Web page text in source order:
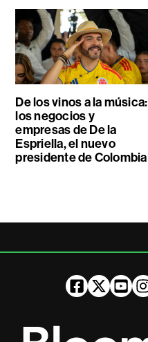
De los vinos a la música:
los negocios y
empresas de De la
Espriella, el nuevo
presidente de Colombia